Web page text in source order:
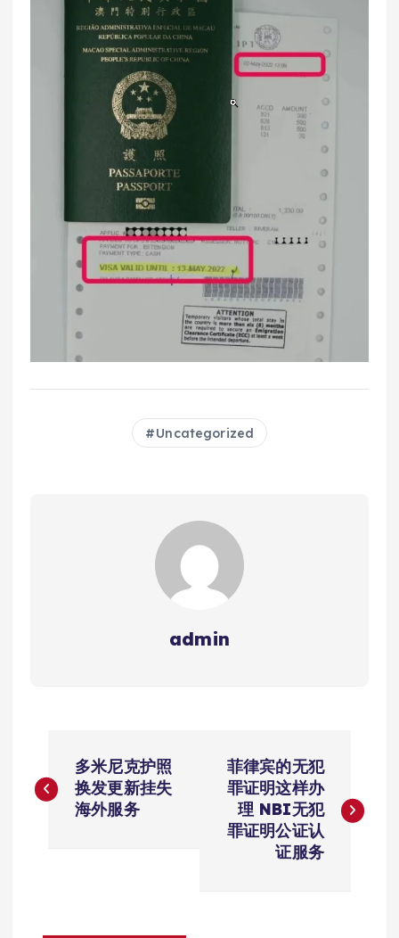
Uncategorized
admin
章
多米尼克护照
换发更新挂失
海外服务
菲律宾的无犯
罪证明这样办
理 NBI无犯
罪证明公证认
证服务